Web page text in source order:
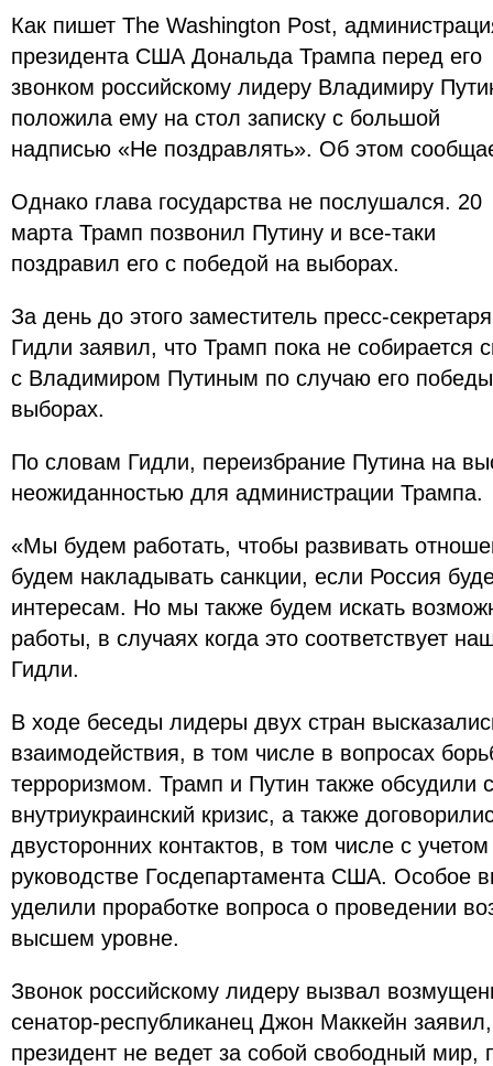
Как пишет The Washington Post,
президента США Дональда Трампа перед его
звонком российскому лидеру Владимиру
положила ему на стол записку с большой
надписью «Не поздравлять». Об этом
Однако глава государства не послушался. 20
марта Трамп позвонил Путину и все-таки
поздравил его с победой на выборах.
За день до этого заместитель пресс-
Гидли заявил, что Трамп пока не собирается
с Владимиром Путиным по случаю его победы
выборах.
По словам Гидли, переизбрание Путина на
неожиданностью для администрации Трампа.
«Мы будем работать, чтобы развивать
будем накладывать санкции, если Россия
интересам. Но мы также будем искать
работы, в случаях когда это соответствует
Гидли.
В ходе беседы лидеры двух стран
взаимодействия, в том числе в вопросах
терроризмом. Трамп и Путин также обсудили
внутриукраинский кризис, а также
двусторонних контактов, в том числе с
руководстве Госдепартамента США. Особое
уделили проработке вопроса о проведении
высшем уровне.
Звонок российскому лидеру вызвал
сенатор-республиканец Джон Маккейн
президент не ведет за собой свободный мир,